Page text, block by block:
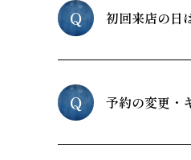
Q 初回来店の日
Q 予約の変更・